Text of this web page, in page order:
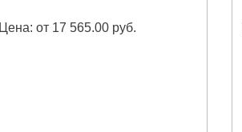
Цена: от 17 565.00 руб.